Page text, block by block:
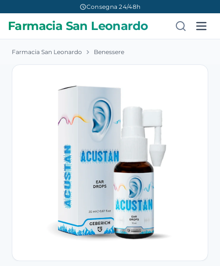
Consegna 24/48h
Farmacia San Leonardo
Farmacia San Leonardo Benessere